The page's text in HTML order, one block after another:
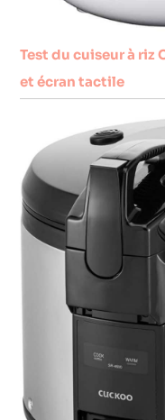
Test du cuiseur à riz
et écran tactile